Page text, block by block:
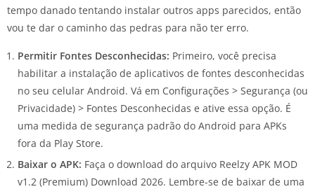
tempo danado tentando instalar outros apps parecidos, então
vou te dar o caminho das pedras para não ter erro.
Permitir Fontes Desconhecidas: Primeiro, você precisa
habilitar a instalação de aplicativos de fontes desconhecidas
no seu celular Android. Vá em Configurações > Segurança (ou
Privacidade) > Fontes Desconhecidas e ative essa opção. É
uma medida de segurança padrão do Android para APKs
fora da Play Store.
Baixar o APK: Faça o download do arquivo Reelzy APK MOD
v1.2 (Premium) Download 2026. Lembre-se de baixar de uma